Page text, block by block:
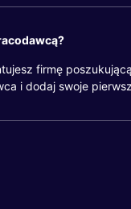
firmę
i dodaj swoje